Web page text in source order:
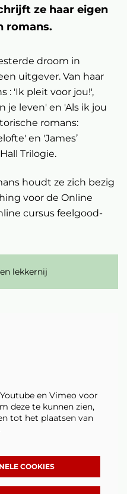
ze haar eigen
romans.
droom in
uitgever. Van haar
: 'Ik pleit voor jou!',
je leven' en 'Als ik jou
romans:
en 'James’
Trilogie.
houdt ze zich bezig
voor de Online
cursus feelgood-
lekkernij
en Vimeo voor
deze te kunnen zien,
tot het plaatsen van
COOKIES